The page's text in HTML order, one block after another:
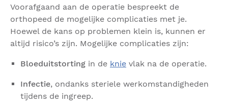
Voorafgaand aan de operatie bespreekt de
orthopeed de mogelijke complicaties met je.
Hoewel de kans op problemen klein is, kunnen er
altijd risico’s zijn. Mogelijke complicaties zijn:
Bloeduitstorting in de knie vlak na de operatie.
Infectie, ondanks steriele werkomstandigheden
tijdens de ingreep.